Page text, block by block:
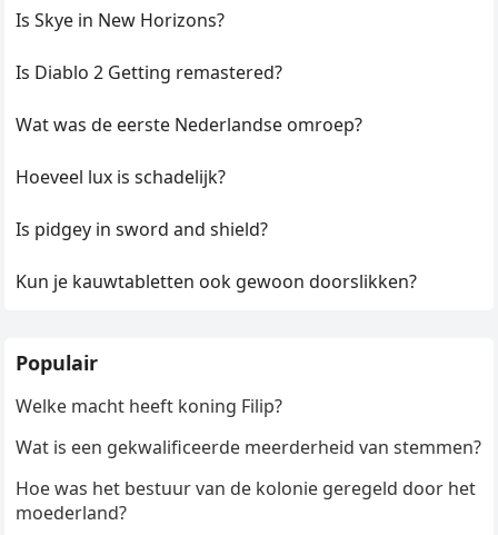
Is Skye in New Horizons?
Is Diablo 2 Getting remastered?
Wat was de eerste Nederlandse omroep?
Hoeveel lux is schadelijk?
Is pidgey in sword and shield?
Kun je kauwtabletten ook gewoon doorslikken?
Populair
Welke macht heeft koning Filip?
Wat is een gekwalificeerde meerderheid van stemmen?
Hoe was het bestuur van de kolonie geregeld door het
moederland?